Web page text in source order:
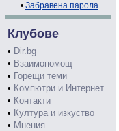
• Забравена парола
Клубове
• Dir.bg
• Взаимопомощ
• Горещи теми
• Компютри и Интернет
• Контакти
• Култура и изкуство
• Мнения